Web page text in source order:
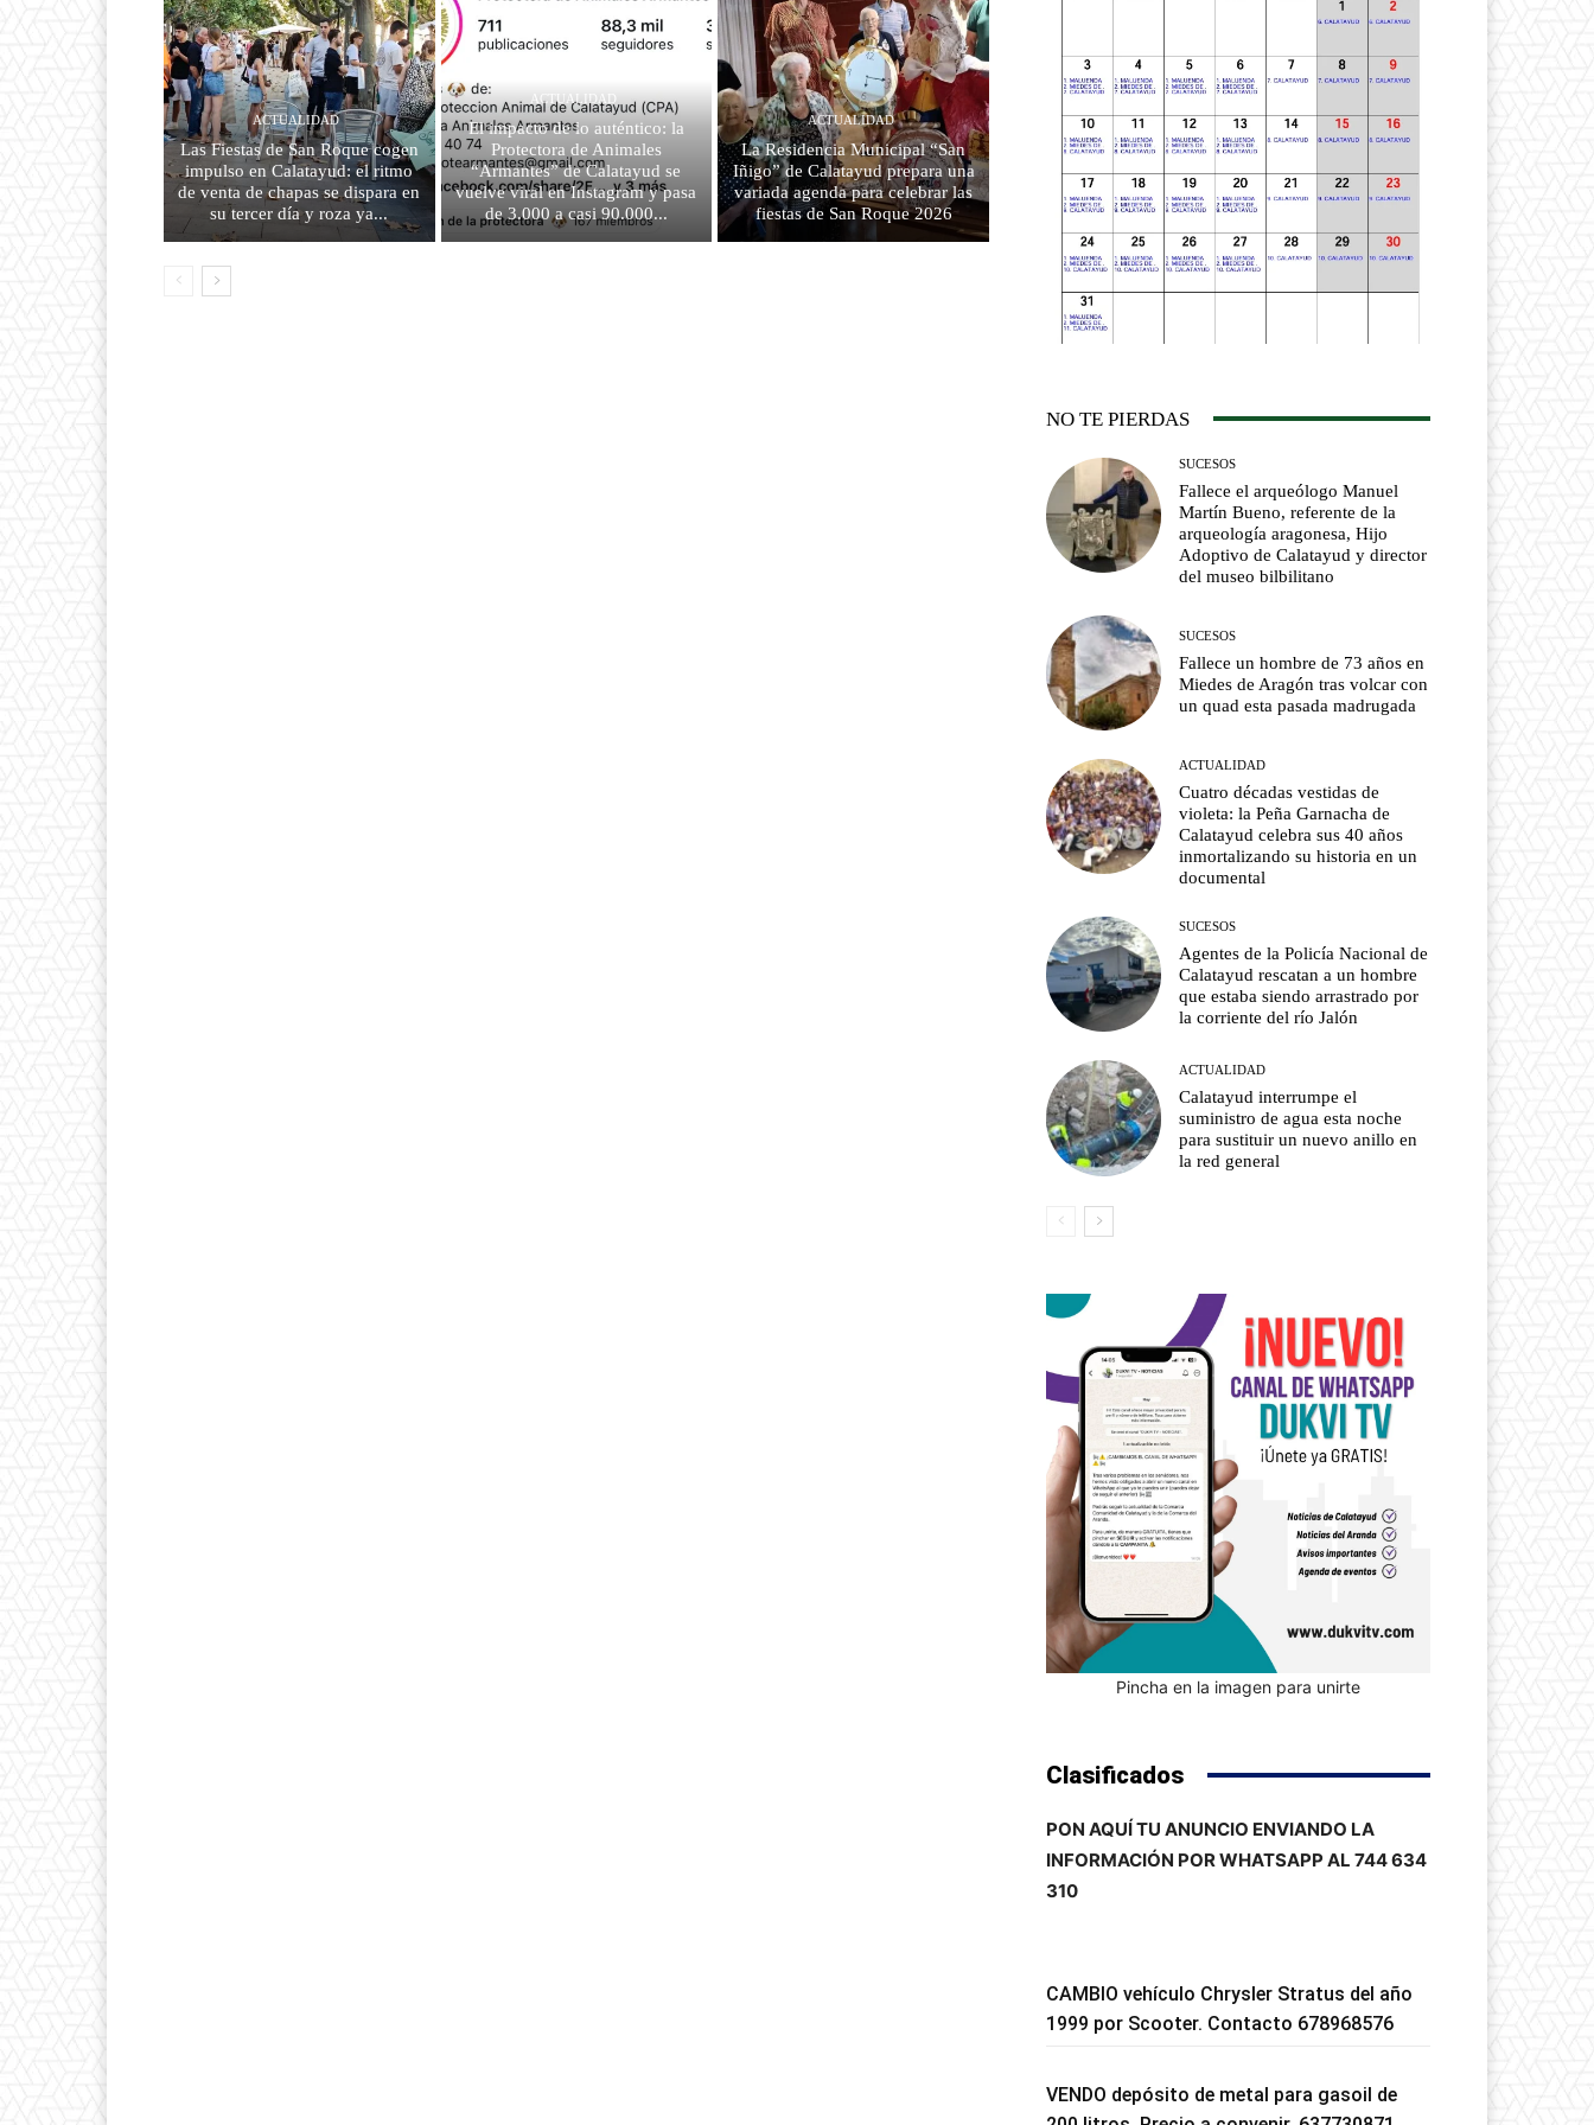
ACTUALIDAD
Las Fiestas de San Roque cogen
impulso en Calatayud: el ritmo
de venta de chapas se dispara en
su tercer día y roza ya...
ACTUALIDAD
El impacto de lo auténtico: la
Protectora de Animales
“Armantes” de Calatayud se
vuelve viral en Instagram y pasa
de 3.000 a casi 90.000...
ACTUALIDAD
La Residencia Municipal “San
Iñigo” de Calatayud prepara una
variada agenda para celebrar las
fiestas de San Roque 2026
NO TE PIERDAS
SUCESOS
Fallece el arqueólogo Manuel
Martín Bueno, referente de la
arqueología aragonesa, Hijo
Adoptivo de Calatayud y director
del museo bilbilitano
SUCESOS
Fallece un hombre de 73 años en
Miedes de Aragón tras volcar con
un quad esta pasada madrugada
ACTUALIDAD
Cuatro décadas vestidas de
violeta: la Peña Garnacha de
Calatayud celebra sus 40 años
inmortalizando su historia en un
documental
SUCESOS
Agentes de la Policía Nacional de
Calatayud rescatan a un hombre
que estaba siendo arrastrado por
la corriente del río Jalón
ACTUALIDAD
Calatayud interrumpe el
suministro de agua esta noche
para sustituir un nuevo anillo en
la red general
Pincha en la imagen para unirte
Clasificados
PON AQUÍ TU ANUNCIO ENVIANDO LA
INFORMACIÓN POR WHATSAPP AL 744 634
310
CAMBIO vehículo Chrysler Stratus del año
1999 por Scooter. Contacto 678968576
VENDO depósito de metal para gasoil de